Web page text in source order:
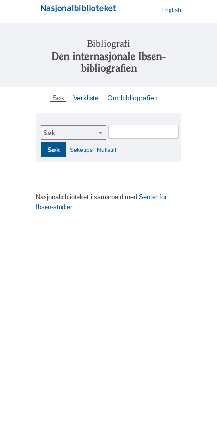
English
Bibliografi
Den internasjonale Ibsen-
bibliografien
Søk Verkliste Om bibliografien
Søk
Søk Søketips Nullstill
Nasjonalbiblioteket i samarbeid med Senter for
Ibsen-studier